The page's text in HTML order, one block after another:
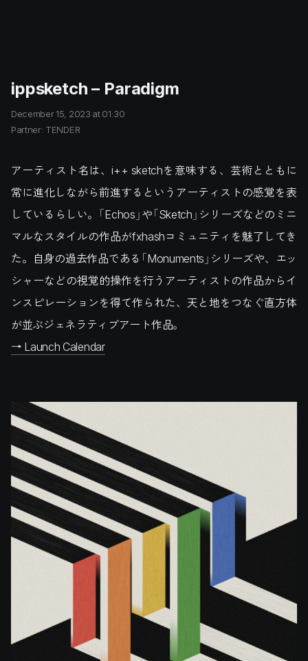
ippsketch – Paradigm
December 15, 2023 at 01:30
Partner: TENDER
アーティスト名は、i++ sketchを意味する、芸術とともに
常に進化しながら前進するというアーティストの感覚を表
しているらしい。「Echos」や「Sketch」シリーズなどのミニ
マルなスタイルの作品がfxhashコミュニティを魅了してき
た。自身の過去作品である「Monuments」シリーズや、エッ
シャーなどの視覚的操作を行うアーティストの作品からイ
ンスピレーションを得て作られた、天と地をつなぐ直方体
が並ぶジェネラティブアート作品。
→ Launch Calendar